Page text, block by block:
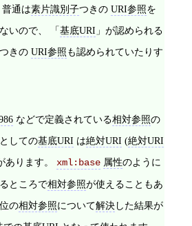
通は素片識別子つきの URI参照を
いので、 「基底URI 」が認められる
つきの URI参照も認められていたりす
などで定義されている相対参照の
しての基底URI は絶対URI (絶対URI
あります。 xml:base 属性のように
ところで相対参照が使えることもあ
の相対参照について解決した結果が